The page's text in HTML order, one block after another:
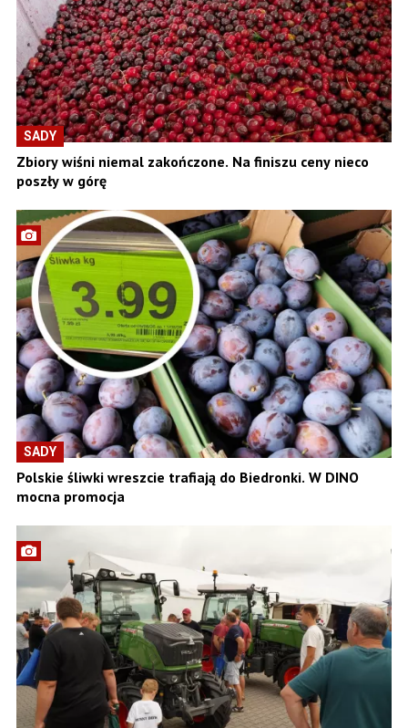
SADY
Zbiory wiśni niemal zakończone. Na finiszu ceny nieco
poszły w górę
SADY
Polskie śliwki wreszcie trafiają do Biedronki. W DINO
mocna promocja